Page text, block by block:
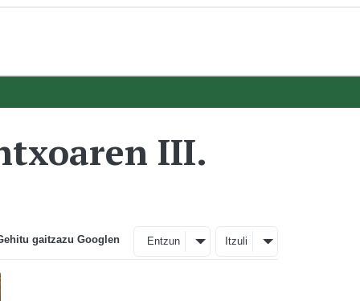
III.
gaitzazu Googlen Entzun Itzuli